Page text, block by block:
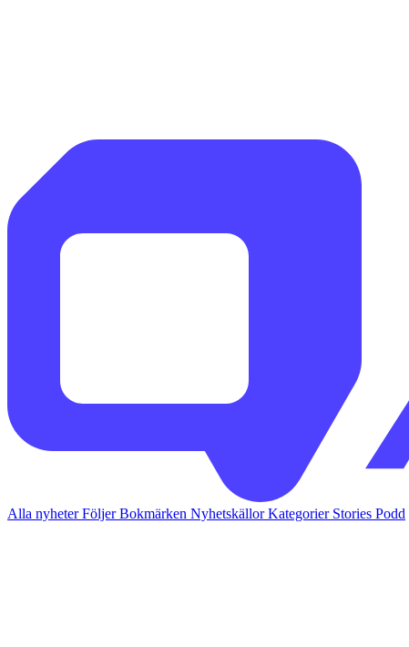
Alla nyheterFöljerBokmärken NyhetskällorKategorier Stories Podd